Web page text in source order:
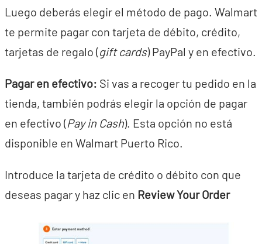
Luego deberás elegir el método de pago. Walmart
te permite pagar con tarjeta de débito, crédito,
tarjetas de regalo (gift cards) PayPal y en efectivo.
Pagar en efectivo: Si vas a recoger tu pedido en la
tienda, también podrás elegir la opción de pagar
en efectivo (Pay in Cash). Esta opción no está
disponible en Walmart Puerto Rico.
Introduce la tarjeta de crédito o débito con que
deseas pagar y haz clic en Review Your Order